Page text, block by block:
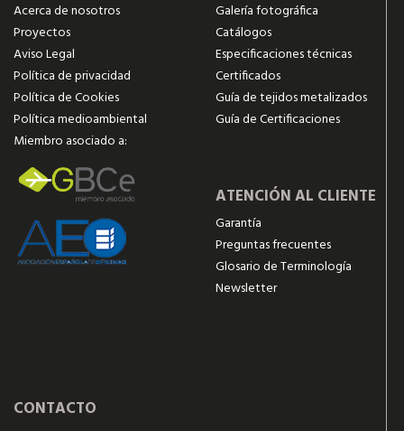
Acerca de nosotros
Proyectos
Aviso Legal
Política de privacidad
Política de Cookies
Política medioambiental
Miembro asociado a:
Galería fotográfica
Catálogos
Especificaciones técnicas
Certificados
Guía de tejidos metalizados
Guía de Certificaciones
ATENCIÓN AL CLIENTE
Garantía
Preguntas frecuentes
Glosario de Terminología
Newsletter
CONTACTO